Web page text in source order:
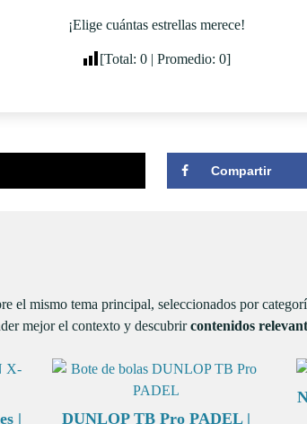
¡Elige cuántas estrellas merece!
[Total: 0 | Promedio: 0]
Compartir
el mismo tema principal, seleccionados por
mejor el contexto y descubrircontenidos
|
DUNLOP TB Pro PADEL |